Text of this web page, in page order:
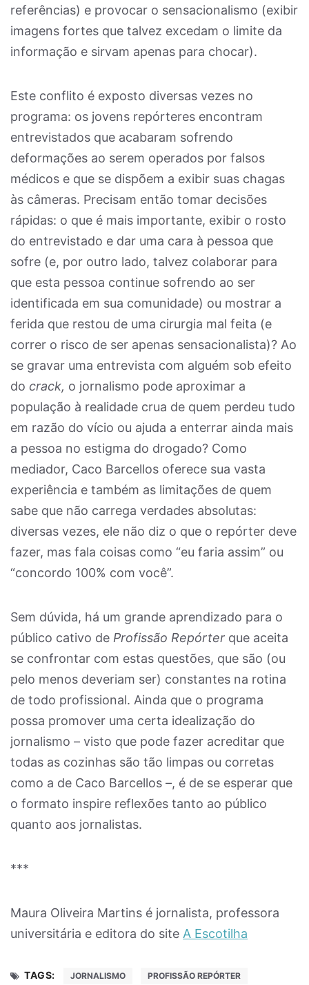
referências) e provocar o sensacionalismo (exibir
imagens fortes que talvez excedam o limite da
informação e sirvam apenas para chocar).
Este conflito é exposto diversas vezes no
programa: os jovens repórteres encontram
entrevistados que acabaram sofrendo
deformações ao serem operados por falsos
médicos e que se dispõem a exibir suas chagas
às câmeras. Precisam então tomar decisões
rápidas: o que é mais importante, exibir o rosto
do entrevistado e dar uma cara à pessoa que
sofre (e, por outro lado, talvez colaborar para
que esta pessoa continue sofrendo ao ser
identificada em sua comunidade) ou mostrar a
ferida que restou de uma cirurgia mal feita (e
correr o risco de ser apenas sensacionalista)? Ao
se gravar uma entrevista com alguém sob efeito
do crack, o jornalismo pode aproximar a
população à realidade crua de quem perdeu tudo
em razão do vício ou ajuda a enterrar ainda mais
a pessoa no estigma do drogado? Como
mediador, Caco Barcellos oferece sua vasta
experiência e também as limitações de quem
sabe que não carrega verdades absolutas:
diversas vezes, ele não diz o que o repórter deve
fazer, mas fala coisas como “eu faria assim” ou
“concordo 100% com você”.
Sem dúvida, há um grande aprendizado para o
público cativo de Profissão Repórter que aceita
se confrontar com estas questões, que são (ou
pelo menos deveriam ser) constantes na rotina
de todo profissional. Ainda que o programa
possa promover uma certa idealização do
jornalismo – visto que pode fazer acreditar que
todas as cozinhas são tão limpas ou corretas
como a de Caco Barcellos –, é de se esperar que
o formato inspire reflexões tanto ao público
quanto aos jornalistas.
***
Maura Oliveira Martins é jornalista, professora
universitária e editora do site A Escotilha
TAGS: JORNALISMO PROFISSÃO REPÓRTER